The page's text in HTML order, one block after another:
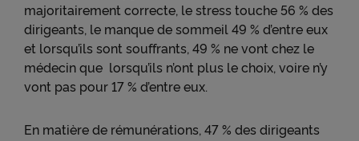
majoritairement correcte, le stress touche 56 % des
dirigeants, le manque de sommeil 49 % d’entre eux
et lorsqu’ils sont souffrants, 49 % ne vont chez le
médecin que lorsqu’ils n’ont plus le choix, voire n’y
vont pas pour 17 % d’entre eux.
En matière de rémunérations, 47 % des dirigeants